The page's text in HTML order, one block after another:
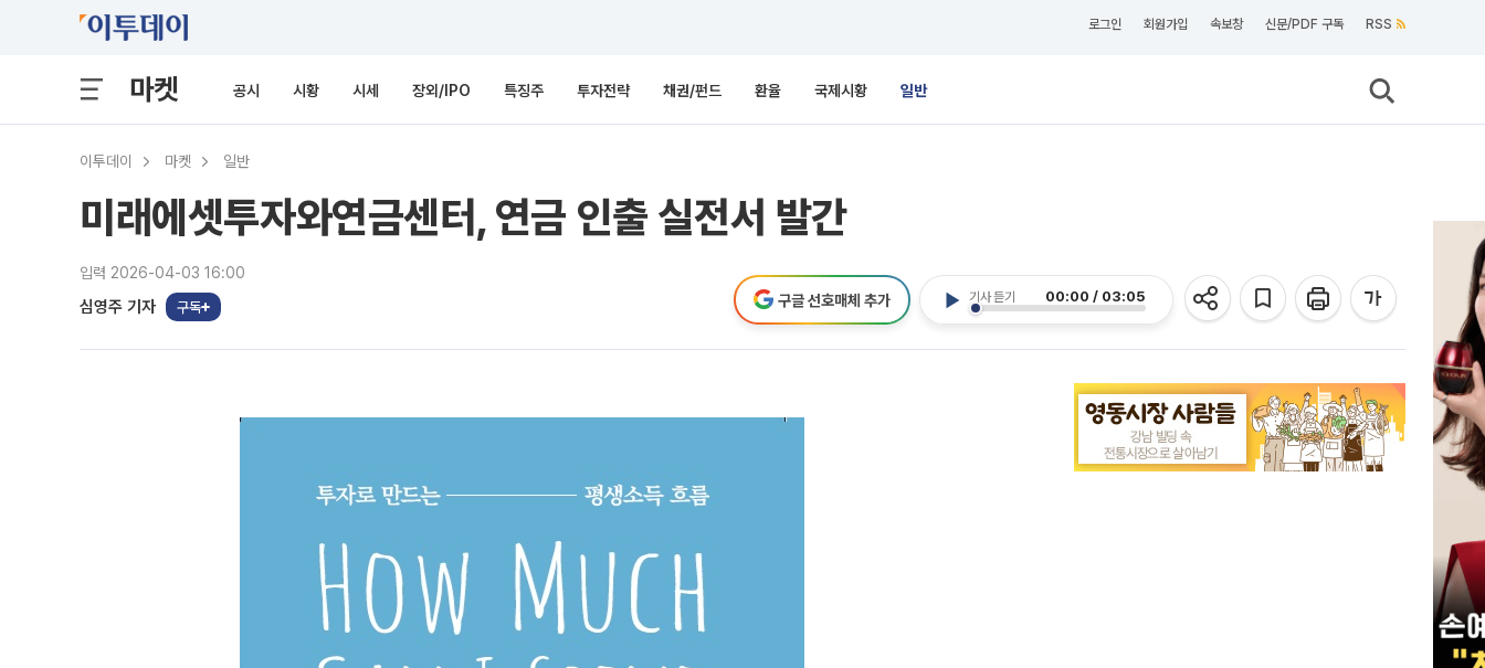
로그인 회원가입 속보창 신문/PDF 구독 RSS
마켓 공시 시황 시세 장외/IPO 특징주 투자전략 채권/펀드 환율 국제시황 일반
이투데이 마켓 일반
미래에셋투자와연금센터, 연금 인출 실전서 발간
입력 2026-04-03 16:00
심영주 기자 구독
기사 듣기 00:00 / 03:05
구글 선호매체 추가